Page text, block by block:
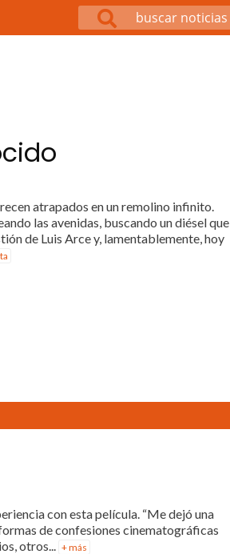
atrapados en un remolino infinito.
las avenidas, buscando un diésel que
de Luis Arce y, lamentablemente, hoy
con esta película. “Me dejó una
de confesiones cinematográficas
otros...
+ más